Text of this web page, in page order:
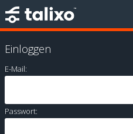
Einloggen
E-Mail:
Passwort: